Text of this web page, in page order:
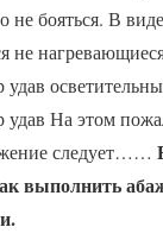
не бояться. В
не
удав На этом
следует……
выполнить